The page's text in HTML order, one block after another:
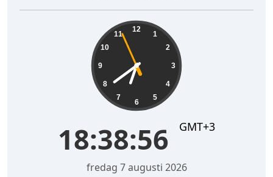
12
1
2
3
4
5
6
7
8
9
10
11
18:38:57 GMT+3
fredag 7 augusti 2026